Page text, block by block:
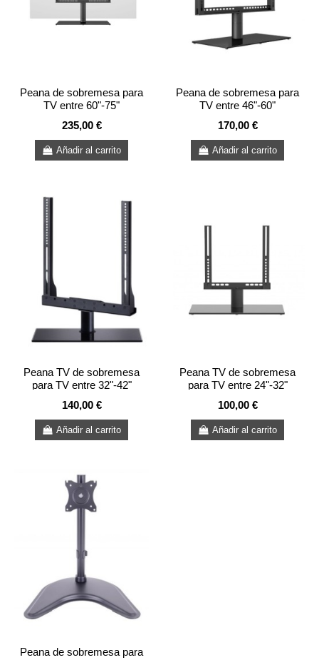
Peana de sobremesa para
TV entre 60"-75"
235,00 €
Añadir al carrito
Peana de sobremesa para
TV entre 46"-60"
170,00 €
Añadir al carrito
Peana TV de sobremesa
para TV entre 32"-42"
140,00 €
Añadir al carrito
Peana TV de sobremesa
para TV entre 24"-32"
100,00 €
Añadir al carrito
Peana de sobremesa para